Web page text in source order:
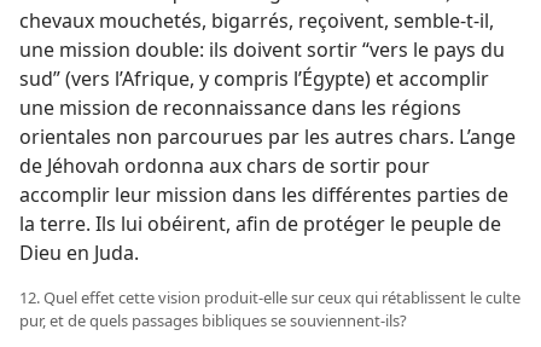
chevaux mouchetés, bigarrés, reçoivent, semble-​t-​il,
une mission double: ils doivent sortir “vers le pays du
sud” (vers l’Afrique, y compris l’Égypte) et accomplir
une mission de reconnaissance dans les régions
orientales non parcourues par les autres chars. L’ange
de Jéhovah ordonna aux chars de sortir pour
accomplir leur mission dans les différentes parties de
la terre. Ils lui obéirent, afin de protéger le peuple de
Dieu en Juda.
12. Quel effet cette vision produit-​elle sur ceux qui rétablissent le culte
pur, et de quels passages bibliques se souviennent-​ils?